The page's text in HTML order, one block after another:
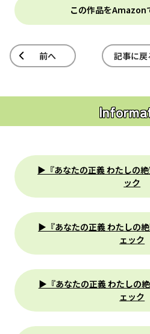
この作品をAmazon
前へ 記事に戻
▶『あなたの正義 わたしの
ック
▶『あなたの正義 わたしの
ェック
▶『あなたの正義 わたしの
ェック